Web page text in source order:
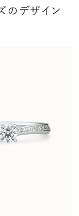
のデザイン